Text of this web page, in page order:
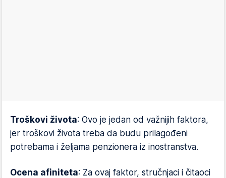
Troškovi života: Ovo je jedan od važnijih faktora,
jer troškovi života treba da budu prilagođeni
potrebama i željama penzionera iz inostranstva.
Ocena afiniteta: Za ovaj faktor, stručnjaci i čitaoci